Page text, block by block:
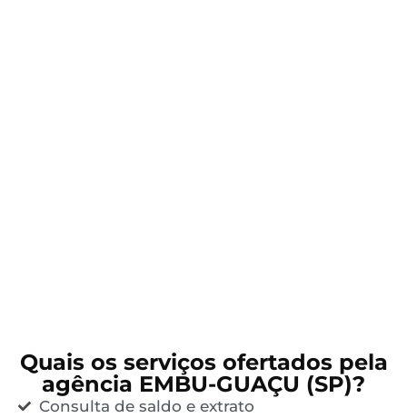
Quais os serviços ofertados pela
agência EMBU-GUAÇU (SP)?
Consulta de saldo e extrato